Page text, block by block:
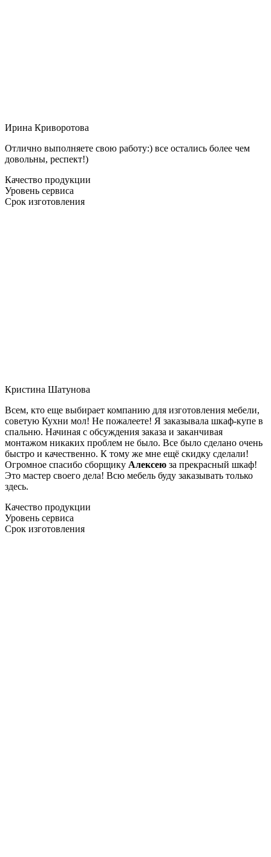
Ирина Криворотова
Отлично выполняете свою работу:) все остались более чем
довольны, респект!)
Качество продукции
Уровень сервиса
Срок изготовления
Кристина Шатунова
Всем, кто еще выбирает компанию для изготовления мебели,
советую Кухни мол! Не пожалеете! Я заказывала шкаф-купе в
спальню. Начиная с обсуждения заказа и заканчивая
монтажом никаких проблем не было. Все было сделано очень
быстро и качественно. К тому же мне ещё скидку сделали!
Огромное спасибо сборщику Алексею за прекрасный шкаф!
Это мастер своего дела! Всю мебель буду заказывать только
здесь.
Качество продукции
Уровень сервиса
Срок изготовления